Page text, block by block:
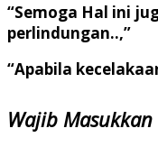
“Semoga Hal ini
perlindungan..,”
“Apabila
Wajib Masukkan